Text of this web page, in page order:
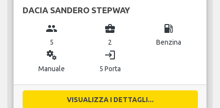
DACIA SANDERO STEPWAY
group
5
business_center
2
local_gas_station
Benzina
miscellaneous_services
Manuale
login
5 Porta
VISUALIZZA I DETTAGLI...